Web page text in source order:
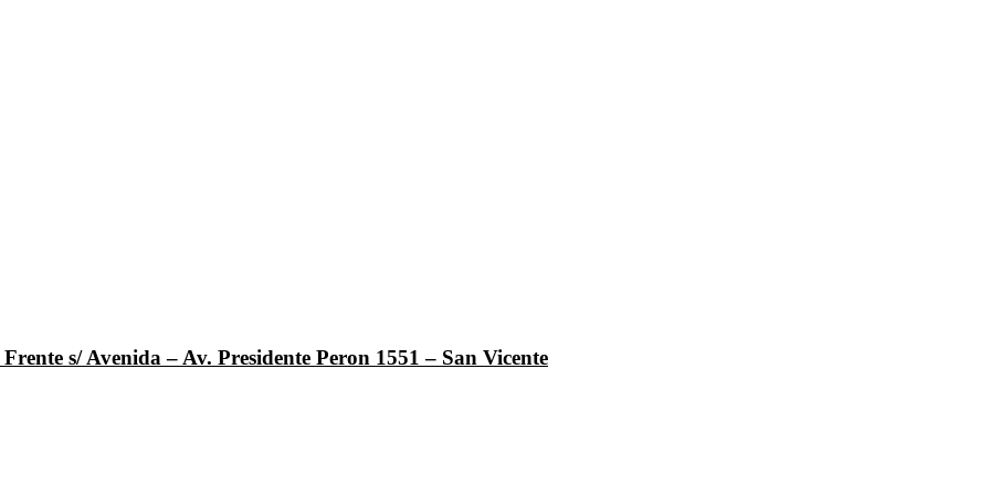
s/ Avenida – Av. Presidente Peron 1551 – San Vicente